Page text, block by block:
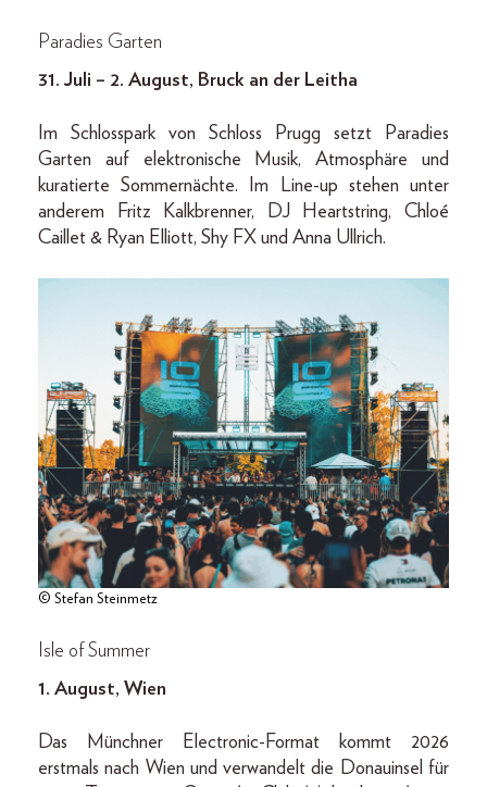
Paradies Garten
31. Juli – 2. August, Bruck an der Leitha
Im Schlosspark von Schloss Prugg setzt Paradies
Garten auf elektronische Musik, Atmosphäre und
kuratierte Sommernächte. Im Line-up stehen unter
anderem Fritz Kalkbrenner, DJ Heartstring, Chloé
Caillet & Ryan Elliott, Shy FX und Anna Ullrich.
© Stefan Steinmetz
Isle of Summer
1. August, Wien
Das Münchner Electronic-Format kommt 2026
erstmals nach Wien und verwandelt die Donauinsel für